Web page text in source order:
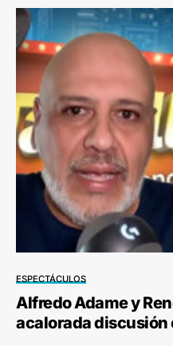
ESPECTÁCULOS
Alfredo Adame y
acalorada discusión